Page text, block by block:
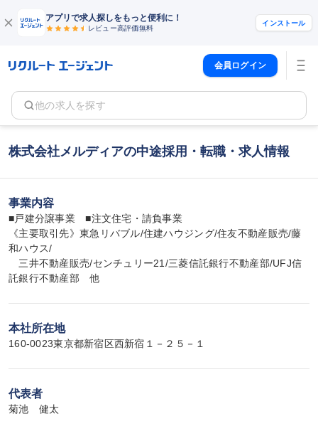
アプリで求人探しをもっと便利に！
レビュー高評価無料
インストール
会員ログイン
他の求人を探す
株式会社メルディアの中途採用・転職・求人情報
事業内容
■戸建分譲事業　■注文住宅・請負事業
《主要取引先》東急リバブル/住建ハウジング/住友不動産販売/藤
和ハウス/
三井不動産販売/センチュリー21/三菱信託銀行不動産部/UFJ信
託銀行不動産部　他
本社所在地
160-0023東京都新宿区西新宿１－２５－１
代表者
菊池　健太